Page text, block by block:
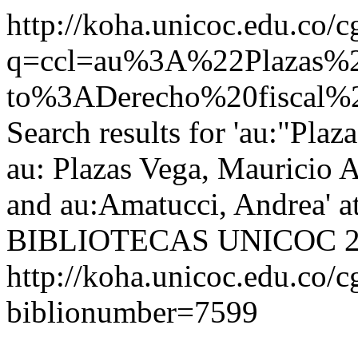
http://koha.unicoc.edu.co/
Search results for
au: Plazas Vega, Mauricio
and au:Amatucci, Andrea'
BIBLIOTECAS UNICOC
http://koha.unicoc.edu.co/
biblionumber=7599